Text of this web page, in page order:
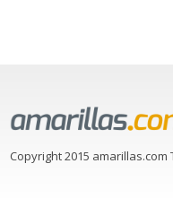
Copyright 2015